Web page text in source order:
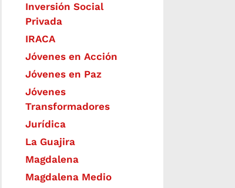
Inversión Social
Privada
IRACA
Jóvenes en Acción
Jóvenes en Paz
Jóvenes
Transformadores
Jurídica
La Guajira
Magdalena
Magdalena Medio